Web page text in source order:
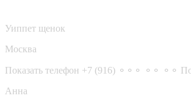
Уиппет щенок
Москва
Показать телефон +7 (916) ⚬⚬⚬ ⚬⚬ ⚬⚬
Анна